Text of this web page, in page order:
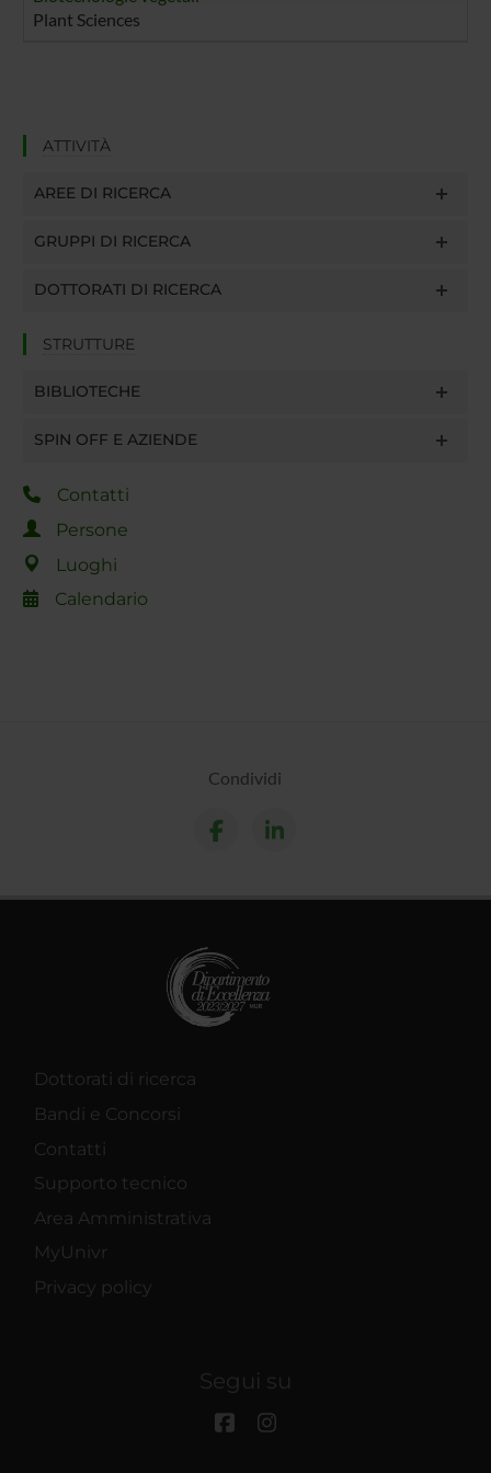
raccolto dal tuo utilizzo dei loro servizi.
Plant Sciences
ATTIVITÀ
AREE DI RICERCA
GRUPPI DI RICERCA
DOTTORATI DI RICERCA
STRUTTURE
BIBLIOTECHE
SPIN OFF E AZIENDE
Contatti
Persone
Luoghi
Calendario
Condividi
Dottorati di ricerca
Bandi e Concorsi
Contatti
Supporto tecnico
Area Amministrativa
MyUnivr
Privacy policy
Segui su